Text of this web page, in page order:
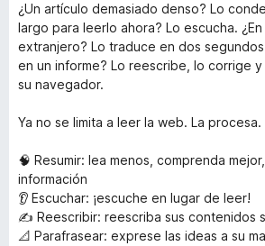
¿Un artículo demasiado denso? Lo
largo para leerlo ahora? Lo escucha. ¿En
extranjero? Lo traduce en dos
en un informe? Lo reescribe, lo corrige
su navegador.
Ya no se limita a leer la web. La procesa.
🧠 Resumir: lea menos, comprenda
información
👂 Escuchar: ¡escuche en lugar de leer!
✍️ Reescribir: reescriba sus contenidos
📐 Parafrasear: exprese las ideas a su